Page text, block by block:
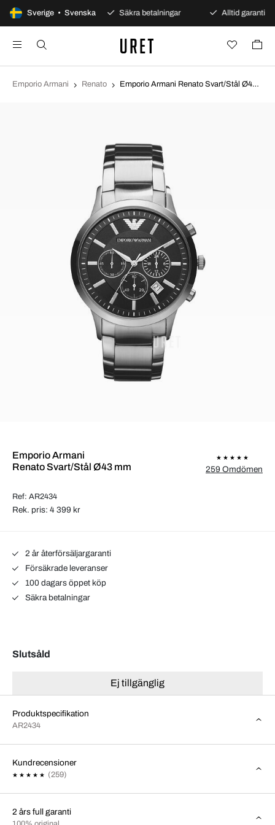
Sverige • Svenska
dagars öppet köp Säkra betalningar Alltid garanti
Emporio Armani Renato Emporio Armani Renato Svart/Stål Ø43 mm AR2434
Emporio Armani
Renato Svart/Stål Ø43 mm
Ref: AR2434
259 Omdömen
Rek. pris: 4 399 kr
2 år återförsäljargaranti
Försäkrade leveranser
100 dagars öppet köp
Säkra betalningar
Slutsåld
Ej tillgänglig
Produktspecifikation
AR2434
Kundrecensioner
(259)
2 års full garanti